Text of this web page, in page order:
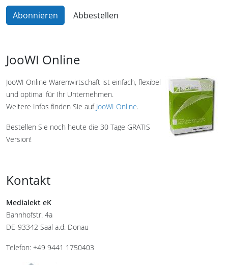
JooWI Online
JooWI Online Warenwirtschaft ist einfach, flexibel
und optimal für Ihr Unternehmen.
Weitere Infos finden Sie auf JooWI Online.
Bestellen Sie noch heute die 30 Tage GRATIS
Version!
Kontakt
Medialekt eK
Bahnhofstr. 4a
DE-93342 Saal a.d. Donau
Telefon: +49 9441 1750403